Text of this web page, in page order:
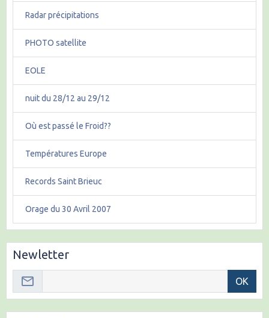
Radar précipitations
PHOTO satellite
EOLE
nuit du 28/12 au 29/12
Où est passé le Froid??
Températures Europe
Records Saint Brieuc
Orage du 30 Avril 2007
Newletter
OK